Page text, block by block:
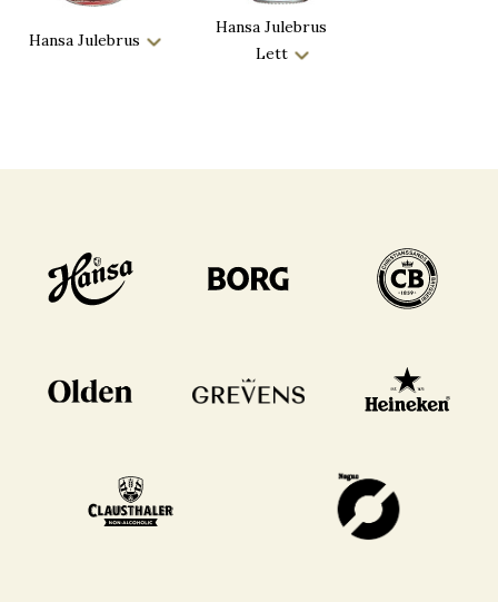
Hansa Julebrus
Hansa Julebrus
Lett